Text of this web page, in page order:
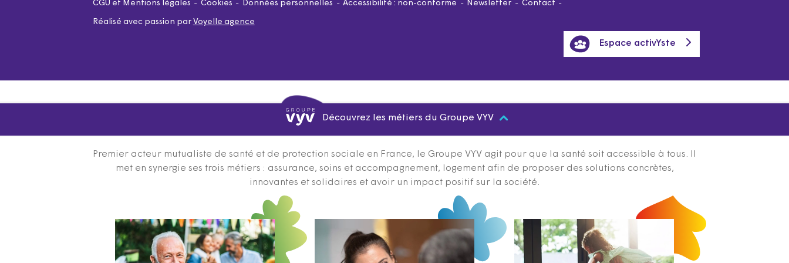
CGU et Mentions légales Cookies Données personnelles Accessibilité : non-conforme Newsletter Contact
Réalisé avec passion par Voyelle agence
Espace activYste
Découvrez les métiers du Groupe VYV
Premier acteur mutualiste de santé et de protection sociale en France, le Groupe VYV agit pour que la santé soit accessible à tous. Il
met en synergie ses trois métiers : assurance, soins et accompagnement, logement afin de proposer des solutions concrètes,
innovantes et solidaires et avoir un impact positif sur la société.